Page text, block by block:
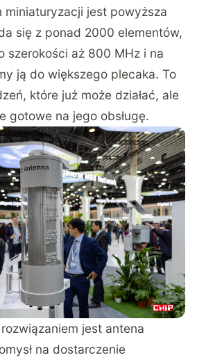
miniaturyzacji jest powyższa
się z ponad 2000 elementów,
szerokości aż 800 MHz i na
ją do większego plecaka. To
które już może działać, ale
gotowe na jego obsługę.
jest antena
na dostarczenie